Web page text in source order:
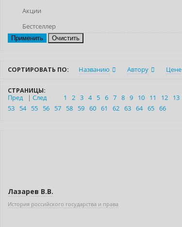
Акции
Бестселлер
Очистить
СОРТИРОВАТЬ ПО: Названию Автору Цене
СТРАНИЦЫ:
Пред
| След 1 2 3 4 5 6 7 8 9 10 11 12 13
53
54 55 56 57 58 59 60 61 62 63 64 65 66
Лазарев В.В.
История российского государства и права